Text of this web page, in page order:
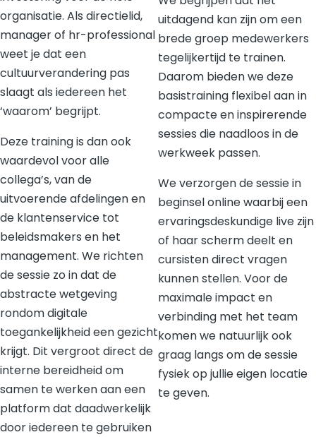
organisatie. Als directielid,
manager of hr-professional
weet je dat een
cultuurverandering pas
slaagt als iedereen het
‘waarom’ begrijpt.
Deze training is dan ook
waardevol voor alle
collega’s, van de
uitvoerende afdelingen en
de klantenservice tot
beleidsmakers en het
management. We richten
de sessie zo in dat de
abstracte wetgeving
rondom digitale
toegankelijkheid een gezicht
krijgt. Dit vergroot direct de
interne bereidheid om
samen te werken aan een
platform dat daadwerkelijk
door iedereen te gebruiken
uitdagend kan zijn om een
brede groep medewerkers
tegelijkertijd te trainen.
Daarom bieden we deze
basistraining flexibel aan in
compacte en inspirerende
sessies die naadloos in de
werkweek passen.
We verzorgen de sessie in
beginsel online waarbij een
ervaringsdeskundige live zijn
of haar scherm deelt en
cursisten direct vragen
kunnen stellen. Voor de
maximale impact en
verbinding met het team
komen we natuurlijk ook
graag langs om de sessie
fysiek op jullie eigen locatie
te geven.